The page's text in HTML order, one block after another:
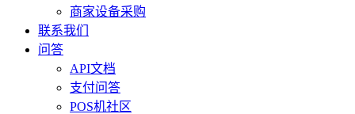
商家设备采购
联系我们
问答
API文档
支付问答
POS机社区